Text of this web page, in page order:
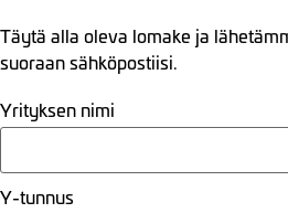
Täytä alla oleva lomake ja
suoraan sähköpostiisi.
Yrityksen nimi
Y-tunnus